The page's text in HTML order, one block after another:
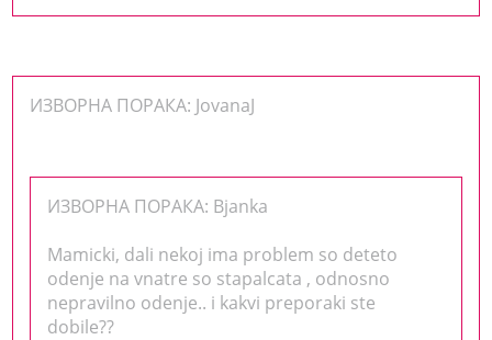
ИЗВОРНА ПОРАКА: JovanaJ
ИЗВОРНА ПОРАКА: Bjanka
Mamicki, dali nekoj ima problem so deteto
odenje na vnatre so stapalcata , odnosno
nepravilno odenje.. i kakvi preporaki ste
dobile??